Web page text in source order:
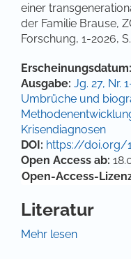
einer
der Familie Brause,
Forschung, 1-2026,
Artikel-
Erscheinungsdatum:
Ausgabe: Jg. 27, Nr.
Umbrüche und
Krisendiagnosen
DOI: https://doi.org/
Open Access ab:
Open-Access-
Literatur
Arbeitsstelle Kinder-
Mehr lesen